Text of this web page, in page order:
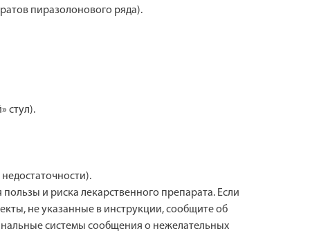
пиразолонового ряда).
стул).
и риска лекарственного препарата. Если
не указанные в инструкции, сообщите об
системы сообщения о нежелательных